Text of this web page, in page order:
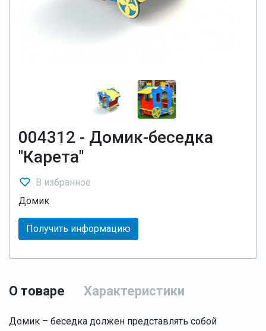
004312 - Домик-беседка
"Карета"
В избранное
Домик
Получить информацию
О товаре Характеристики
Домик – беседка должен представлять собой